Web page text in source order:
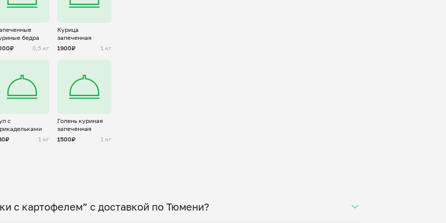
бедра
0,5 кг
Курица
запеченная
1900₽
1 кг
с
1 кг
Голень куриная
запеченная
1500₽
1 кг
с картофелем” с доставкой по Тюмени?